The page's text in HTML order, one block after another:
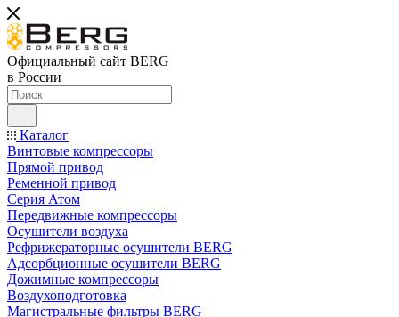
Официальный сайт BERG
в России
Каталог
Винтовые компрессоры
Прямой привод
Ременной привод
Серия Атом
Передвижные компрессоры
Осушители воздуха
Рефрижераторные осушители BERG
Адсорбционные осушители BERG
Дожимные компрессоры
Воздухоподготовка
Магистральные фильтры BERG